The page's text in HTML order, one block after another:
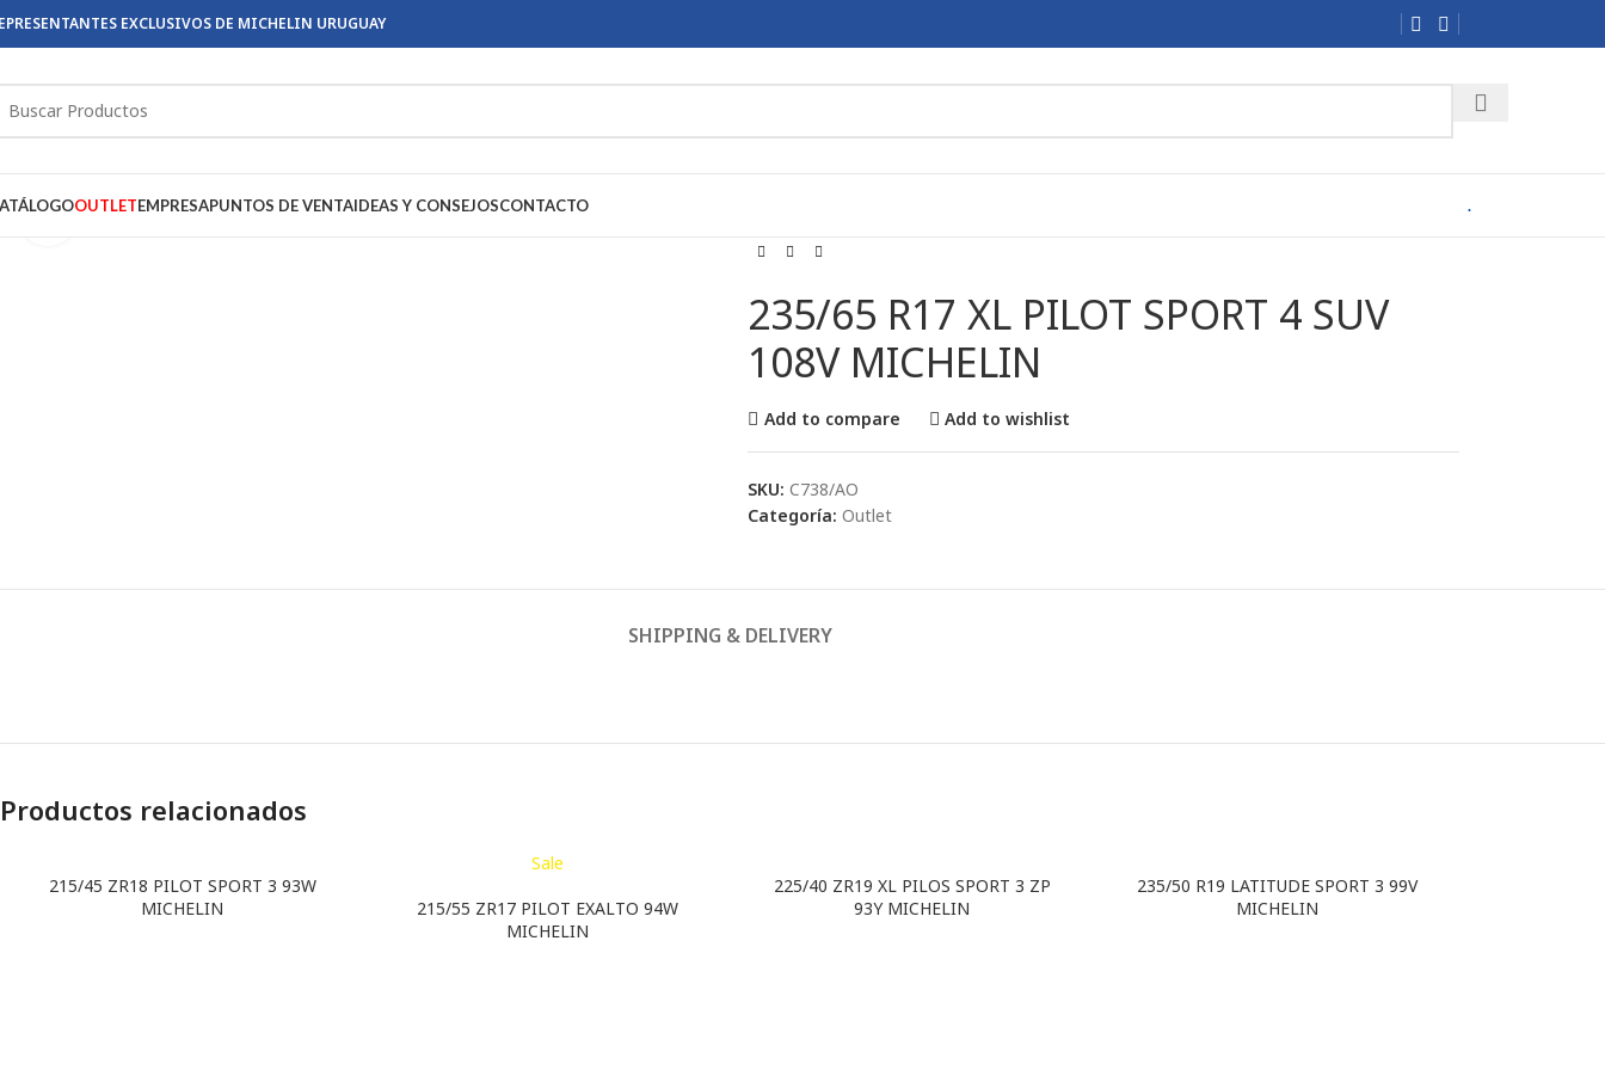
EXCLUSIVOS DE MICHELIN URUGUAY
OUTLETEMPRESAPUNTOS DE VENTAIDEAS Y CONSEJOSCONTACTO .
Click to enlarge
235/65 R17 XL PILOT SPORT 4 SUV
108V MICHELIN
Add to compare Add to wishlist
SKU: C738/AO
Categoría: Outlet
SHIPPING & DELIVERY
Productos relacionados
215/45 ZR18 PILOT SPORT 3 93W
MICHELIN
Sale
215/55 ZR17 PILOT EXALTO 94W
MICHELIN
225/40 ZR19 XL PILOS SPORT 3 ZP
93Y MICHELIN
235/50 R19 LATITUDE SPORT 3 99V
MICHELIN